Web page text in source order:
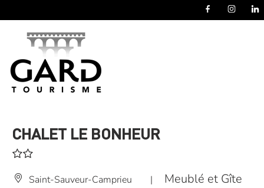
CHALET LE BONHEUR
Saint-Sauveur-Camprieu | Meublé et Gîte